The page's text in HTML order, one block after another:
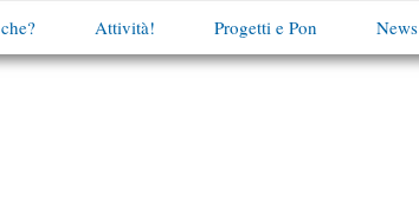
Attività! Progetti e Pon News